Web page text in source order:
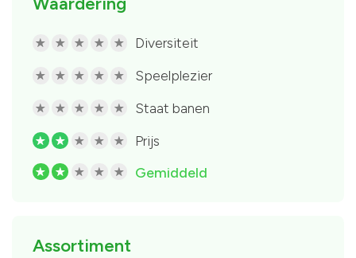
R R R R R Diversiteit
R R R R R Speelplezier
R R R R R Staat banen
R R R R R Prijs
R R R R R Gemiddeld
Assortiment